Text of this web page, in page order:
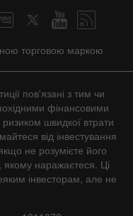
торговою маркою
пов'язані з тим чи
фінансовими
швидкої втрати
від інвестування
не розумієте його
якому наражаєтеся. Ці
інвесторам, але не